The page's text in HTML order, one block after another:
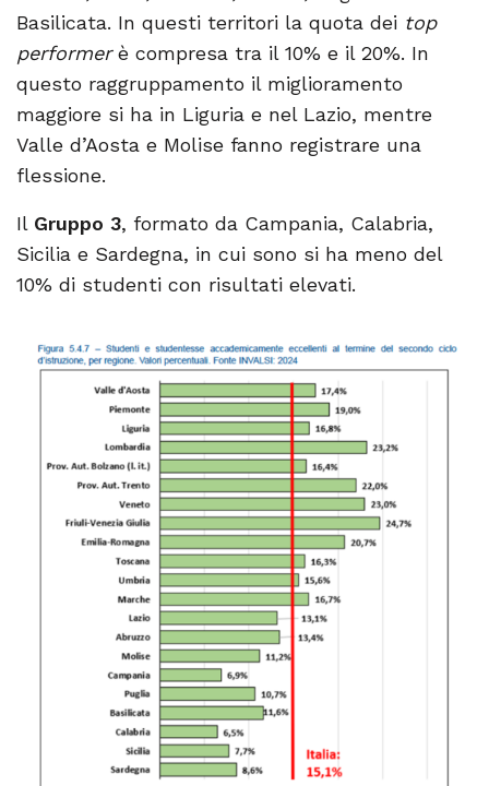
Basilicata. In questi territori la quota dei top
performerè compresa tra il 10% e il 20%. In
questo raggruppamento il miglioramento
maggiore si ha in Liguria e nel Lazio, mentre
Valle d’Aosta e Molise fanno registrare una
flessione.
Il Gruppo 3, formato da Campania, Calabria,
Sicilia e Sardegna, in cui sono si ha meno del
10% di studenti con risultati elevati.